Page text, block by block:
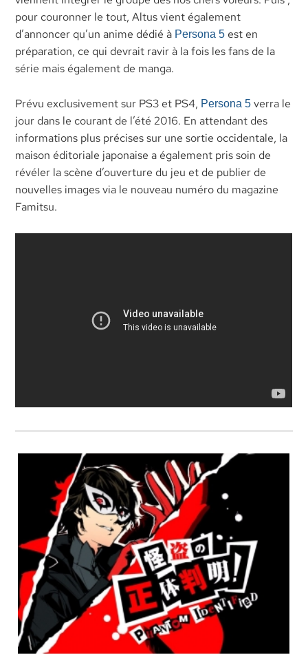
pour couronner le tout, Altus vient également
d’annoncer qu’un anime dédié à Persona 5 est en
préparation, ce qui devrait ravir à la fois les fans de la
série mais également de manga.
Prévu exclusivement sur PS3 et PS4, Persona 5 verra le
jour dans le courant de l’été 2016. En attendant des
informations plus précises sur une sortie occidentale, la
maison éditoriale japonaise a également pris soin de
révéler la scène d’ouverture du jeu et de publier de
nouvelles images via le nouveau numéro du magazine
Famitsu.